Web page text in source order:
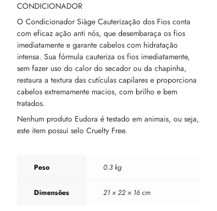
CONDICIONADOR
O Condicionador Siàge Cauterização dos Fios conta
com eficaz ação anti nós, que desembaraça os fios
imediatamente e garante cabelos com hidratação
intensa. Sua fórmula cauteriza os fios imediatamente,
sem fazer uso do calor do secador ou da chapinha,
restaura a textura das cutículas capilares e proporciona
cabelos extremamente macios, com brilho e bem
tratados.
Nenhum produto Eudora é testado em animais, ou seja,
este item possui selo Cruelty Free.
Peso 0.3 kg
Dimensões 21 × 22 × 16 cm